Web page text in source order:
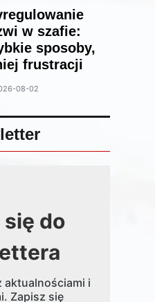
w szafie:
sposoby,
frustracji
08-02
do
aktualnościami i
Zapisz się